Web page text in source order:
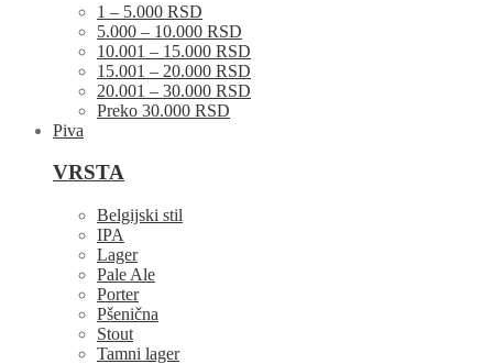
1 – 5.000 RSD
5.000 – 10.000 RSD
10.001 – 15.000 RSD
15.001 – 20.000 RSD
20.001 – 30.000 RSD
Preko 30.000 RSD
Piva
VRSTA
Belgijski stil
IPA
Lager
Pale Ale
Porter
Pšenična
Stout
Tamni lager